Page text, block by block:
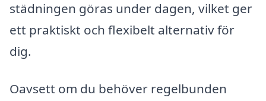
städningen göras under dagen, vilket ger
ett praktiskt och flexibelt alternativ för
dig.
Oavsett om du behöver regelbunden